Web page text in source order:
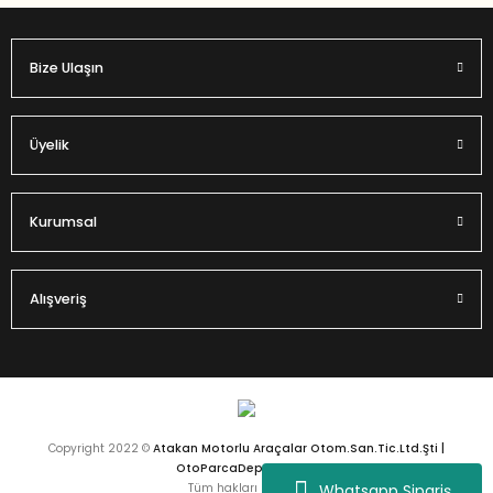
Gönder
Bize Ulaşın
Üyelik
Kurumsal
Alışveriş
Copyright 2022 © Atakan Motorlu Araçalar Otom.San.Tic.Ltd.Şti |
OtoParcaDeposu.com
Tüm hakları saklıdır.